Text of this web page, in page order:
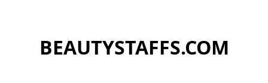
BEAUTYSTAFFS.COM